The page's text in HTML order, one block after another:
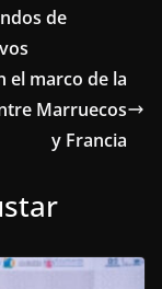
de
el marco de la
Marruecos
y Francia